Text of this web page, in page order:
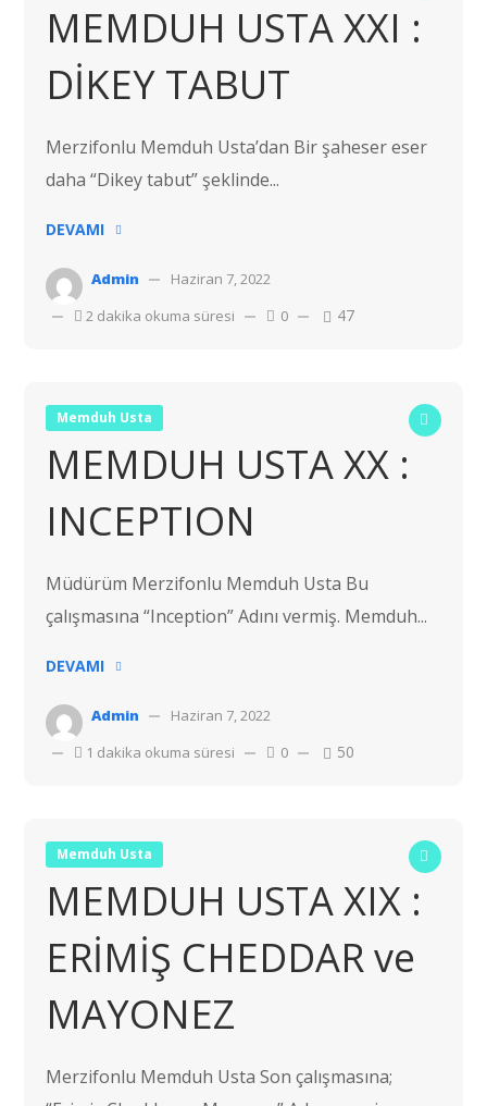
MEMDUH USTA XXI :
DİKEY TABUT
Merzifonlu Memduh Usta’dan Bir şaheser eser
daha “Dikey tabut” şeklinde...
DEVAMI
Admin
Haziran 7, 2022
2 dakika okuma süresi
0 47
Memduh Usta
MEMDUH USTA XX :
INCEPTION
Müdürüm Merzifonlu Memduh Usta Bu
çalışmasına “Inception” Adını vermiş. Memduh...
DEVAMI
Admin
Haziran 7, 2022
1 dakika okuma süresi
0 50
Memduh Usta
MEMDUH USTA XIX :
ERİMİŞ CHEDDAR ve
MAYONEZ
Merzifonlu Memduh Usta Son çalışmasına;